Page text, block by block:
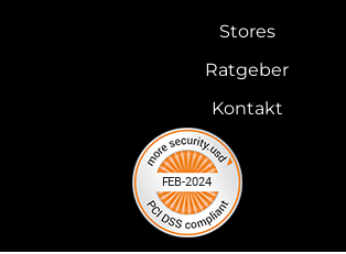
Stores
Ratgeber
Kontakt